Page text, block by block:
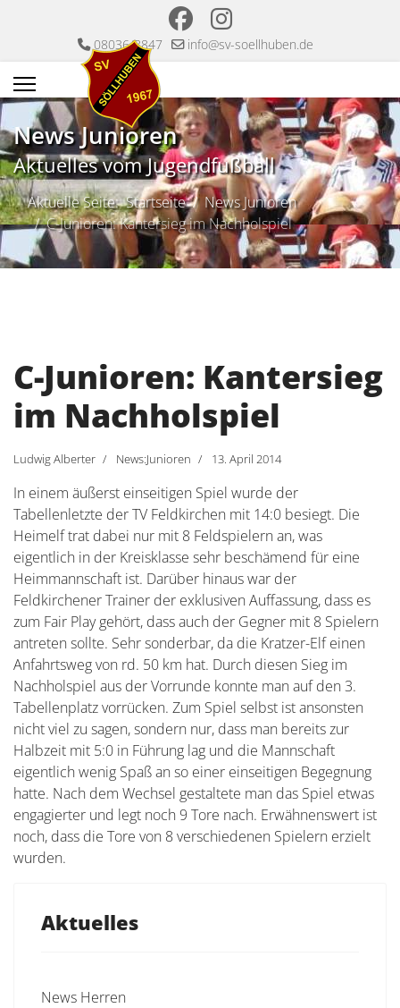
08036/8847 info@sv-soellhuben.de
News Junioren
Aktuelles vom Jugendfußball
Aktuelle Seite:Startseite
News Junioren
C-Junioren: Kantersieg im Nachholspiel
C-Junioren: Kantersieg
im Nachholspiel
Ludwig Alberter News:Junioren 13. April 2014
In einem äußerst einseitigen Spiel wurde der
Tabellenletzte der TV Feldkirchen mit 14:0 besiegt. Die
Heimelf trat dabei nur mit 8 Feldspielern an, was
eigentlich in der Kreisklasse sehr beschämend für eine
Heimmannschaft ist. Darüber hinaus war der
Feldkirchener Trainer der exklusiven Auffassung, dass es
zum Fair Play gehört, dass auch der Gegner mit 8 Spielern
antreten sollte. Sehr sonderbar, da die Kratzer-Elf einen
Anfahrtsweg von rd. 50 km hat. Durch diesen Sieg im
Nachholspiel aus der Vorrunde konnte man auf den 3.
Tabellenplatz vorrücken. Zum Spiel selbst ist ansonsten
nicht viel zu sagen, sondern nur, dass man bereits zur
Halbzeit mit 5:0 in Führung lag und die Mannschaft
eigentlich wenig Spaß an so einer einseitigen Begegnung
hatte. Nach dem Wechsel gestaltete man das Spiel etwas
engagierter und legt noch 9 Tore nach. Erwähnenswert ist
noch, dass die Tore von 8 verschiedenen Spielern erzielt
wurden.
Aktuelles
News Herren